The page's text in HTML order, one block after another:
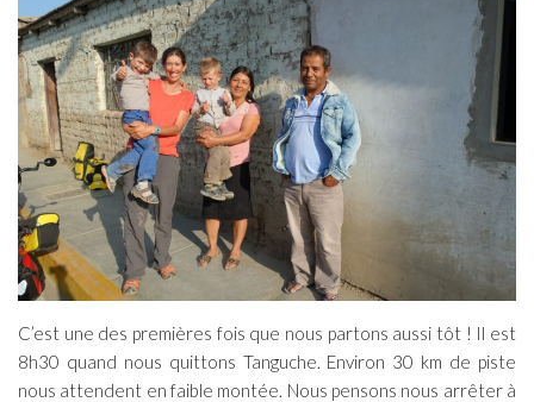
C’est une des premières fois que nous partons aussi tôt ! Il est
8h30 quand nous quittons Tanguche. Environ 30 km de piste
nous attendent en faible montée. Nous pensons nous arrêter à